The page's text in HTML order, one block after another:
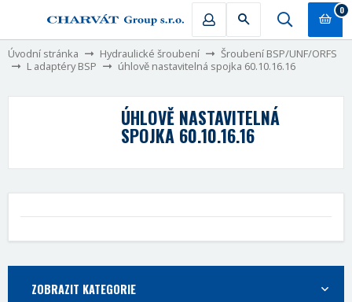
0
Úvodní stránka Hydraulické šroubení
Šroubení BSP/UNF/ORFS
L adaptéry BSP
úhlově nastavitelná spojka 60.10.16.16
ÚHLOVĚ NASTAVITELNÁ
SPOJKA 60.10.16.16
ZOBRAZIT KATEGORIE